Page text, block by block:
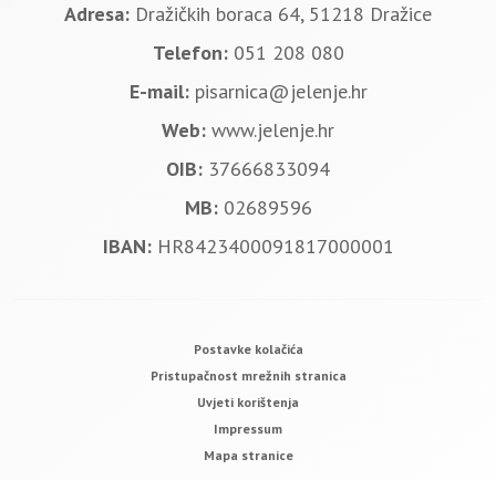
Adresa: Dražičkih boraca 64, 51218 Dražice
Telefon: 051 208 080
E-mail: pisarnica@jelenje.hr
Web: www.jelenje.hr
OIB: 37666833094
MB: 02689596
IBAN: HR8423400091817000001
Postavke kolačića
Pristupačnost mrežnih stranica
Uvjeti korištenja
Impressum
Mapa stranice